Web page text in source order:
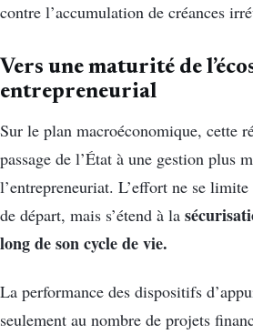
contre l’accumulation de créances
Vers une maturité de
entrepreneurial
Sur le plan macroéconomique, cette
passage de l’État à une gestion plus
l’entrepreneuriat. L’effort ne se
de départ, mais s’étend à la
long de son cycle de vie.
La performance des dispositifs
seulement au nombre de projets